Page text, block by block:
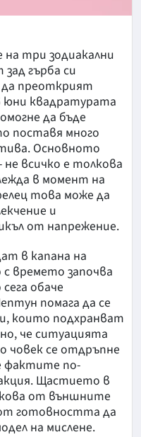
три зодиакални
гърба си
преоткрият
квадратурата
да бъде
поставя много
Основното
всичко е толкова
в момент на
това може да
и
от напрежение.
в капана на
времето започва
обаче
помага да се
които подхранват
че ситуацията
човек се отдръпне
фактите по-
Щастието в
от външните
готовността да
на мислене.